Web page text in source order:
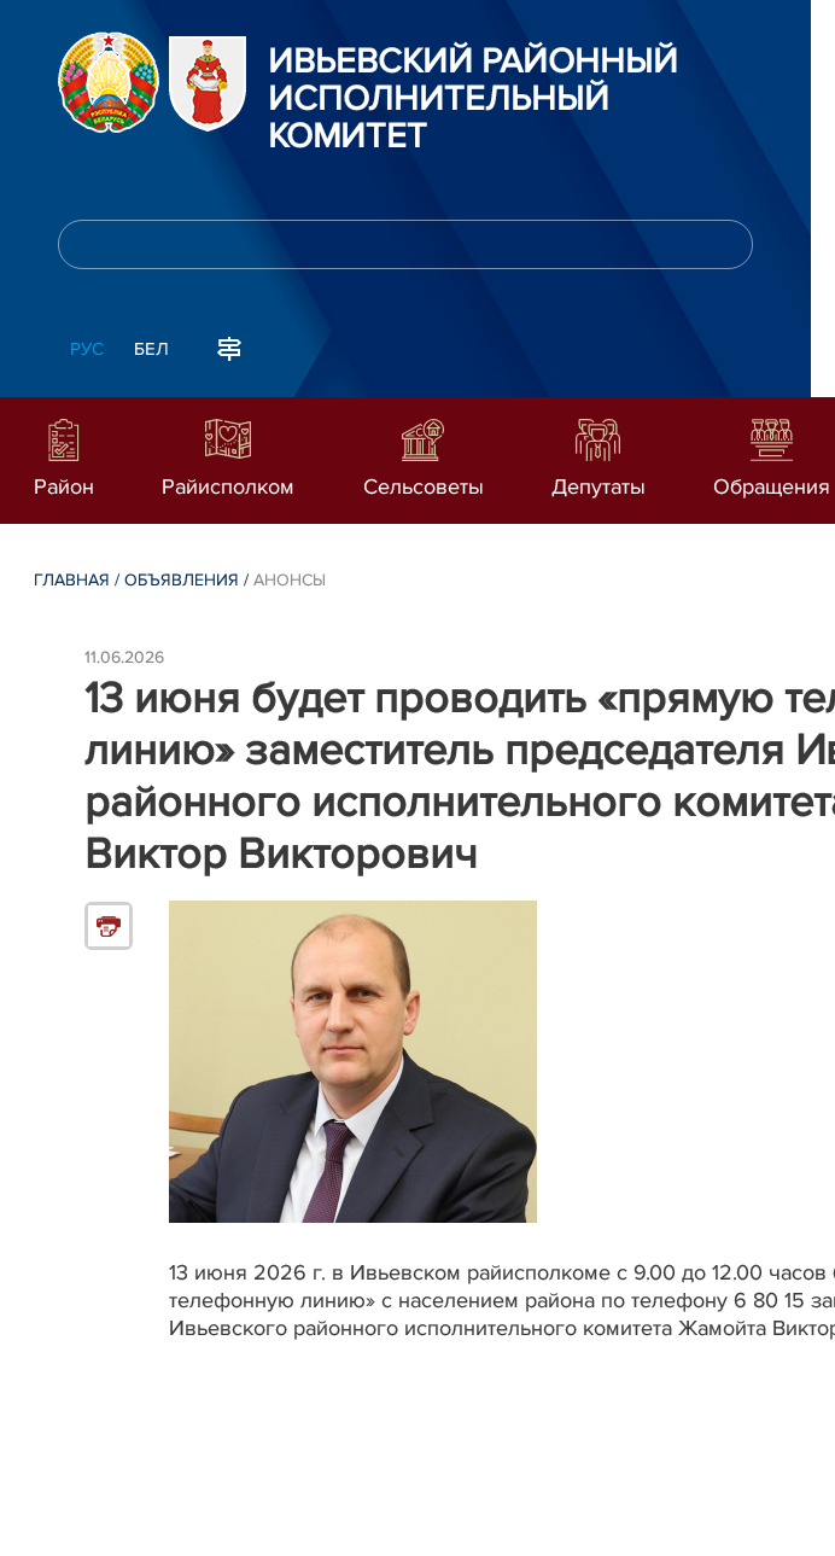
ИВЬЕВСКИЙ РАЙОННЫЙ
ИСПОЛНИТЕЛЬНЫЙ
КОМИТЕТ
РУС БЕЛ
Район Райисполком Сельсоветы Депутаты Обращения
ГЛАВНАЯ /ОБЪЯВЛЕНИЯ /АНОНСЫ
11.06.2026
13 июня будет проводить «прямую
линию» заместитель председателя
районного исполнительного
Виктор Викторович
13 июня 2026 г. в Ивьевском райисполкоме с 9.00 до 12.00 часов
телефонную линию» с населением района по телефону 6 80 15
Ивьевского районного исполнительного комитета Жамойта